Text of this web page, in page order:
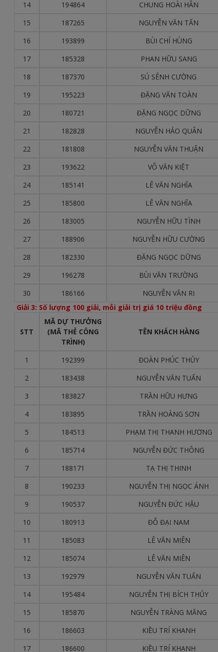
14
194864
CHUNG HOÀI HÂN
15
187265
NGUYỄN VĂN TẤN
16
193899
BÙI CHÍ HÙNG
17
185328
PHAN HỮU SANG
18
187370
SÚ SÊNH CƯỜNG
19
195223
ĐẶNG VĂN TOÀN
20
180721
ĐẶNG NGỌC DỮNG
21
182828
NGUYỄN HẢO QUÂN
22
181808
NGUYỄN VĂN THUẬN
23
193622
VÕ VĂN KIỆT
24
185141
LÊ VĂN NGHĨA
25
185800
LÊ VĂN NGHĨA
26
183005
NGUYỄN HỮU TÌNH
27
188906
NGUYỄN HỮU CƯỜNG
28
182330
ĐẶNG NGỌC DỮNG
29
196278
BÙI VĂN TRƯỜNG
30
186166
NGUYỄN VĂN RI
Giải 3: Số lượng 100 giải, mỗi giải trị giá 10 triệu đồng
STT
MÃ DỰ THƯỞNG
(MÃ THẺ CÔNG
TRÌNH)
TÊN KHÁCH HÀNG
1 192399
ĐOÀN PHÚC THỦY
2
183438
NGUYỄN VĂN TUẤN
3
183827
TRẦN HỮU HƯNG
4
183895
TRẦN HOÀNG SƠN
5
184513
PHẠM THỊ THANH HƯƠNG
6
185714
NGUYỄN ĐỨC THÔNG
7
188171
TẠ THỊ THINH
8
190233
NGUYỄN THỊ NGỌC ÁNH
9
190537
NGUYỄN ĐỨC HẬU
10
180913
ĐỖ ĐẠI NAM
11
185083
LÊ VĂN MIÊN
12
185074
LÊ VĂN MIÊN
13
192979
NGUYỄN VĂN TUẤN
14
195484
NGUYỄN THỊ BÍCH THỦY
15
185870
NGUYỄN TRÀNG MĂNG
16
186603
KIỀU TRÍ KHANH
17
186600 KIỀU TRÍ KHANH